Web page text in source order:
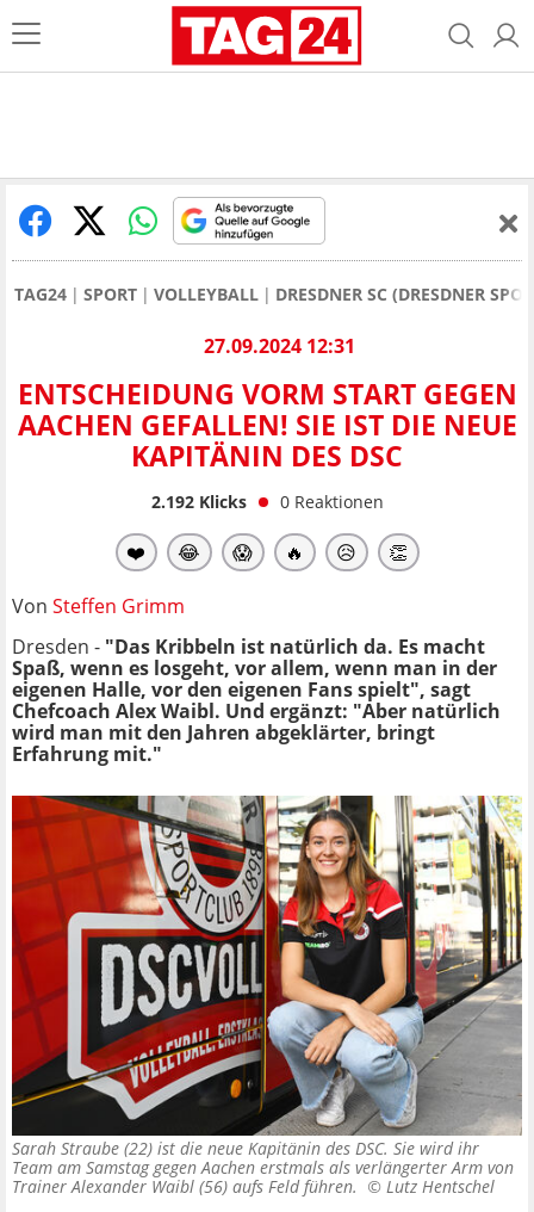
TAG24 SPORT VOLLEYBALL DRESDNER SC (DRESDNER
27.09.2024 12:31
ENTSCHEIDUNG VORM START GEGEN
AACHEN GEFALLEN! SIE IST DIE NEUE
KAPITÄNIN DES DSC
2.192Klicks 0 Reaktionen
❤️ 😂 😱 🔥 😥 👏
Von Steffen Grimm
Dresden - "Das Kribbeln ist natürlich da. Es macht
Spaß, wenn es losgeht, vor allem, wenn man in der
eigenen Halle, vor den eigenen Fans spielt", sagt
Chefcoach Alex Waibl. Und ergänzt: "Aber natürlich
wird man mit den Jahren abgeklärter, bringt
Erfahrung mit."
Sarah Straube (22) ist die neue Kapitänin des DSC. Sie wird ihr
Team am Samstag gegen Aachen erstmals als verlängerter Arm von
Trainer Alexander Waibl (56) aufs Feld führen. © Lutz Hentschel